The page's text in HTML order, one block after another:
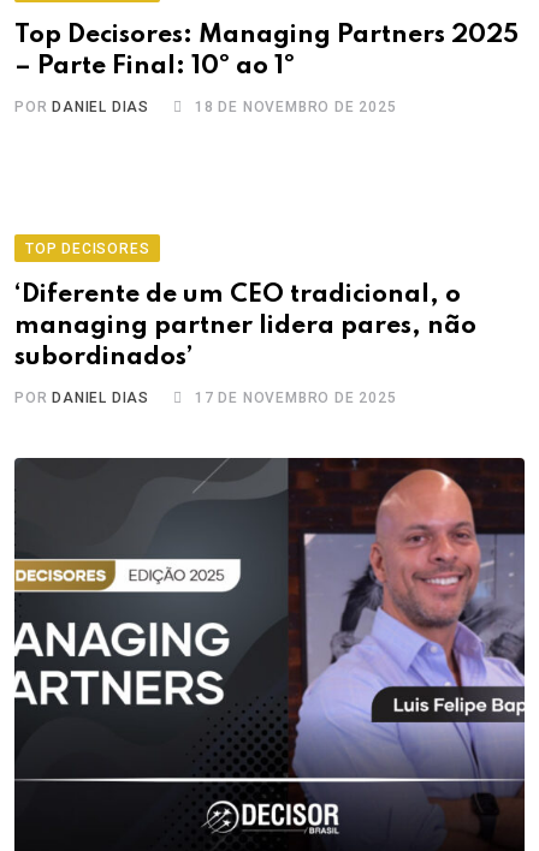
Top Decisores: Managing Partners 2025
– Parte Final: 10º ao 1º
POR DANIEL DIAS 18 DE NOVEMBRO DE 2025
TOP DECISORES
‘Diferente de um CEO tradicional, o
managing partner lidera pares, não
subordinados’
POR DANIEL DIAS 17 DE NOVEMBRO DE 2025